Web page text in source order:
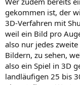
gekommen ist, der
3D-Verfahren mit
weil ein Bild pro
also nur jedes
Bildern, zu sehen,
also ein Spiel in 3D
landläufigen 25 bis